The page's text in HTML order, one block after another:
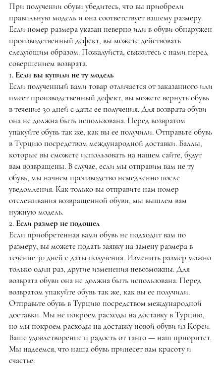
При получении обуви убедитесь, что вы приобрели
правильную модель и она соответствует вашему размеру.
Если номер размера указан неверно или в обуви обнаружен
производственный дефект, вы можете действовать
следующим образом. Пожалуйста, свяжитесь с нами перед
совершением возврата.
1. Если вы купили не ту модель
Если полученный вами товар отличается от заказанного или
имеет производственный дефект, вы можете вернуть обувь
в течение 30 дней с даты ее получения. Для возврата обуви
она не должна быть использована. Перед возвратом
упакуйте обувь так же, как вы ее получили. Отправьте обувь
в Турцию посредством международной доставки. Баллы,
которые вы сможете использовать на нашем сайте, будут
вам возвращены. В случае, если мы отправим вам не ту
обувь, мы начнем производство немедленно после
уведомления. Как только вы отправите нам номер
отслеживания возвращенной обуви, мы вышлем вам
нужную модель.
2. Если размер не подошел
Если приобретенная вами обувь не подходит вам по
размеру, вы можете подать заявку на замену размера в
течение 30 дней с даты получения. Изменить размер можно
только один раз, другие изменения невозможны. Для
возврата обуви она не должна быть использована. Перед
возвратом упакуйте обувь так же, как вы ее получили.
Отправьте обувь в Турцию посредством международной
доставки. Мы не покроем расходы на доставку в Турцию,
но мы покроем расходы на доставку новой обуви из Кореи.
Ваше удовлетворение и радость от танго — наш приоритет.
Мы надеемся, что наша обувь принесет вам красоту и
счастье.